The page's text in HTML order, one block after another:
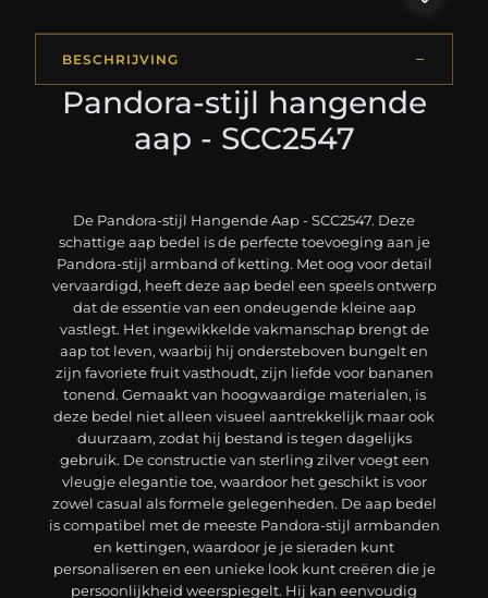
BESCHRIJVING
Pandora-stijl hangende
aap - SCC2547
De Pandora-stijl Hangende Aap - SCC2547. Deze
schattige aap bedel is de perfecte toevoeging aan je
Pandora-stijl armband of ketting. Met oog voor detail
vervaardigd, heeft deze aap bedel een speels ontwerp
dat de essentie van een ondeugende kleine aap
vastlegt. Het ingewikkelde vakmanschap brengt de
aap tot leven, waarbij hij ondersteboven bungelt en
zijn favoriete fruit vasthoudt, zijn liefde voor bananen
tonend. Gemaakt van hoogwaardige materialen, is
deze bedel niet alleen visueel aantrekkelijk maar ook
duurzaam, zodat hij bestand is tegen dagelijks
gebruik. De constructie van sterling zilver voegt een
vleugje elegantie toe, waardoor het geschikt is voor
zowel casual als formele gelegenheden. De aap bedel
is compatibel met de meeste Pandora-stijl armbanden
en kettingen, waardoor je je sieraden kunt
personaliseren en een unieke look kunt creëren die je
persoonlijkheid weerspiegelt. Hij kan eenvoudig